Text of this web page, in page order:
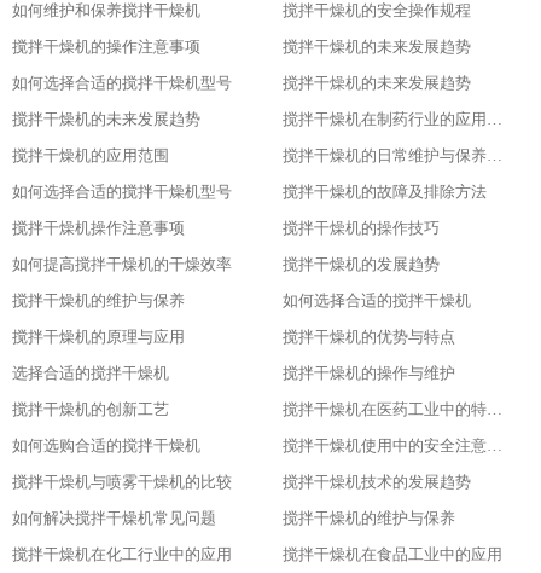
如何维护和保养搅拌干燥机
搅拌干燥机的安全操作规程
搅拌干燥机的操作注意事项
搅拌干燥机的未来发展趋势
如何选择合适的搅拌干燥机型号
搅拌干燥机的未来发展趋势
搅拌干燥机的未来发展趋势
搅拌干燥机在制药行业的应用及优势
搅拌干燥机的应用范围
搅拌干燥机的日常维护与保养技巧
如何选择合适的搅拌干燥机型号
搅拌干燥机的故障及排除方法
搅拌干燥机操作注意事项
搅拌干燥机的操作技巧
如何提高搅拌干燥机的干燥效率
搅拌干燥机的发展趋势
搅拌干燥机的维护与保养
如何选择合适的搅拌干燥机
搅拌干燥机的原理与应用
搅拌干燥机的优势与特点
选择合适的搅拌干燥机
搅拌干燥机的操作与维护
搅拌干燥机的创新工艺
搅拌干燥机在医药工业中的特殊应用
如何选购合适的搅拌干燥机
搅拌干燥机使用中的安全注意事项
搅拌干燥机与喷雾干燥机的比较
搅拌干燥机技术的发展趋势
如何解决搅拌干燥机常见问题
搅拌干燥机的维护与保养
搅拌干燥机在化工行业中的应用
搅拌干燥机在食品工业中的应用